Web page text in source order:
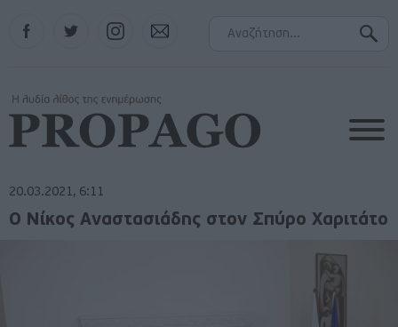
Instagram
20.03.2021, 6:11
Ο Νίκος Αναστασιάδης στον Σπύρο Χαριτάτο